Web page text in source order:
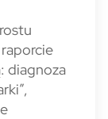
diagnoza